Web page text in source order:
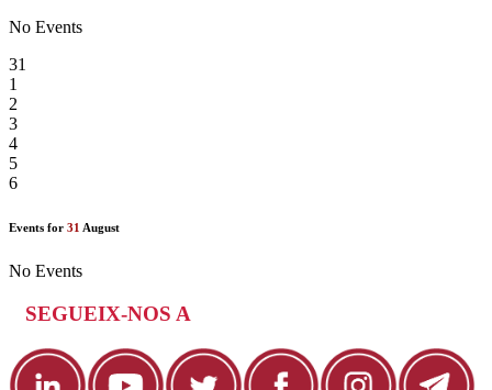
No Events
31
1
2
3
4
5
6
Events for 31 August
No Events
SEGUEIX-NOS A